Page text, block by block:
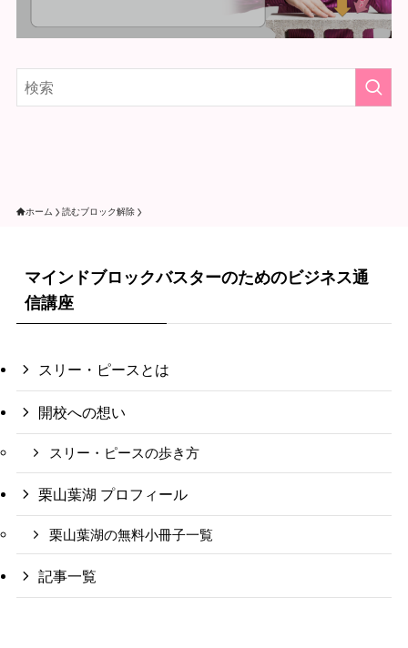
ホーム 読むブロック解除
マインドブロックバスターのためのビジネス通
信講座
スリー・ピースとは
開校への想い
スリー・ピースの歩き方
栗山葉湖 プロフィール
栗山葉湖の無料小冊子一覧
記事一覧